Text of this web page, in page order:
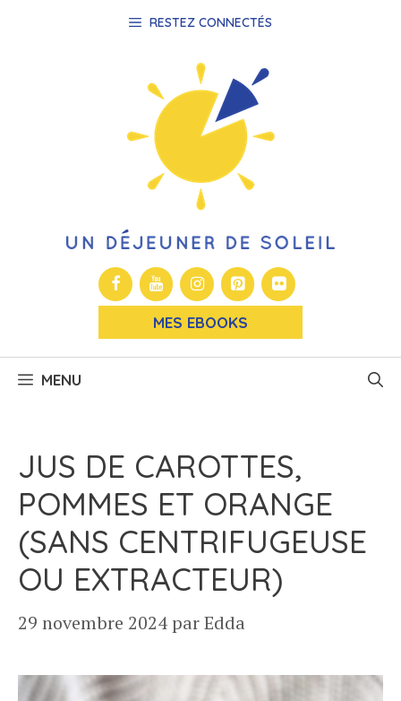
RESTEZ CONNECTÉS
MES EBOOKS
MENU
JUS DE CAROTTES,
POMMES ET ORANGE
(SANS CENTRIFUGEUSE
OU EXTRACTEUR)
29 novembre 2024 parEdda